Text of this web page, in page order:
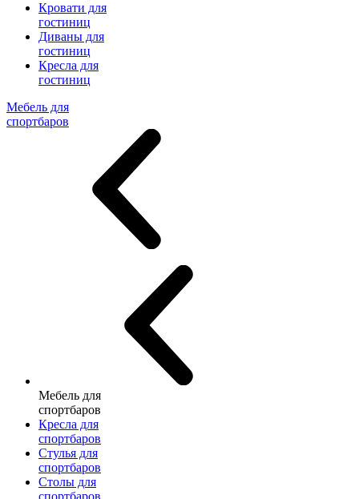
Кровати для
гостиниц
Диваны для
гостиниц
Кресла для
гостиниц
Мебель для
спортбаров
Мебель для
спортбаров
Кресла для
спортбаров
Стулья для
спортбаров
Столы для